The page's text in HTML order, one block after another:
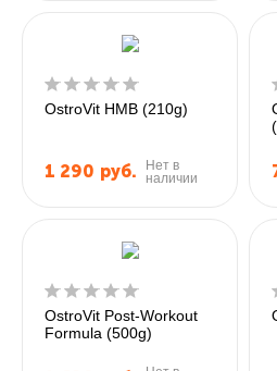
OstroVit HMB (210g)
1 290 руб.
Нет в
наличии
OstroVit Post-Workout
Formula (500g)